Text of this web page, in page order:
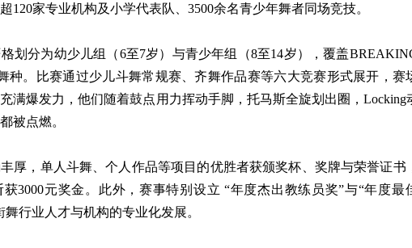
120家专业机构及小学代表队、3500余名青少年舞者同场竞技。
分为幼少儿组（6至7岁）与青少年组（8至14岁），覆盖
种。比赛通过少儿斗舞常规赛、齐舞作品赛等六大竞赛形式展开，赛
满爆发力，他们随着鼓点用力挥动手脚，托马斯全旋划出圈，Locking
被点燃。
，单人斗舞、个人作品等项目的优胜者获颁奖杯、奖牌与荣誉证书
3000元奖金。此外，赛事特别设立 “年度杰出教练员奖”与“年度最
行业人才与机构的专业化发展。